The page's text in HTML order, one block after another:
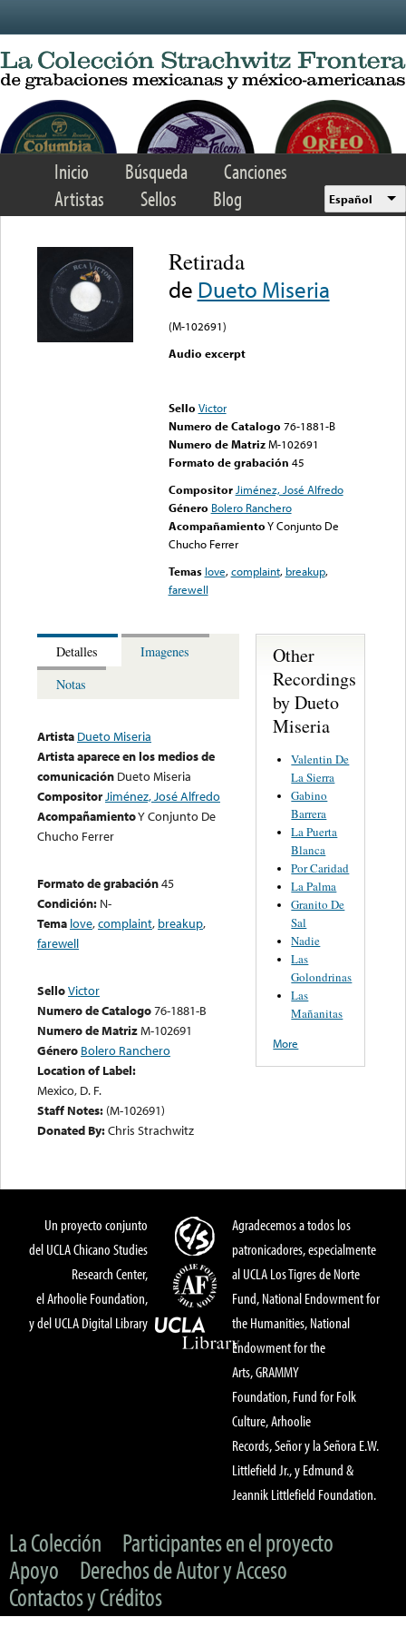
Inicio Búsqueda
Canciones
Artistas
Sellos Blog Español
Retirada
de Dueto Miseria
(M-102691)
Audio excerpt
Sello Victor
Numero de Catalogo 76-1881-B
Numero de Matriz M-102691
Formato de grabación 45
Compositor Jiménez, José Alfredo
Género Bolero Ranchero
AcompañamientoY Conjunto De
Chucho Ferrer
Temas love,complaint, breakup,
farewell
Detalles
Imagenes
Notas
Artista Dueto Miseria
Artista aparece en los medios de
comunicación Dueto Miseria
CompositorJiménez, José Alfredo
AcompañamientoY Conjunto De
Chucho Ferrer
Formato de grabación45
Condición: N-
Tema love,complaint, breakup,
farewell
SelloVictor
Numero de Catalogo76-1881-B
Numero de MatrizM-102691
Género Bolero Ranchero
Location of Label:
Mexico, D. F.
Staff Notes: (M-102691)
Donated By:Chris Strachwitz
Other
Recordings
by Dueto
Miseria
Valentin De
La Sierra
Gabino
Barrera
La Puerta
Blanca
Por Caridad
La Palma
Granito De
Sal
Nadie
Las
Golondrinas
Las
Mañanitas
More
Un proyecto conjunto
del UCLA Chicano Studies
Research Center,
el Arhoolie Foundation,
y del UCLA Digital Library
Agradecemos a todos los
patronicadores, especialmente
al UCLA Los Tigres de Norte
Fund, National Endowment for
the Humanities, National
Endowment for the
Arts, GRAMMY
Foundation, Fund for Folk
Culture, Arhoolie
Records, Señor y la Señora E.W.
Littlefield Jr., y Edmund &
Jeannik Littlefield Foundation.
La Colección
Participantes en el proyecto
Apoyo
Derechos de Autor y Acceso
Contactos y Créditos